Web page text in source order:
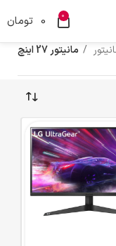
0
0 تومان
مانیتور 27 اینچ